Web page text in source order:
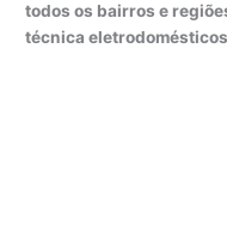
todos os bairros e
técnica